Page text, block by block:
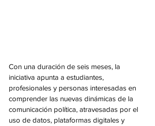
Con una duración de seis meses, la
iniciativa apunta a estudiantes,
profesionales y personas interesadas en
comprender las nuevas dinámicas de la
comunicación política, atravesadas por el
uso de datos, plataformas digitales y